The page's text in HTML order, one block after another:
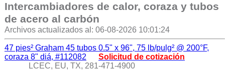
Intercambiadores de calor, coraza y tubos
de acero al carbón
Archivos actualizados al: 06-08-2026 10:01:24
47 pies² Graham 45 tubos 0.5" x 96", 75 lb/pulg² @ 200°F,
coraza 8" diá, #112082
Solicitud de cotización
LCEC, EU, TX, 281-471-4900